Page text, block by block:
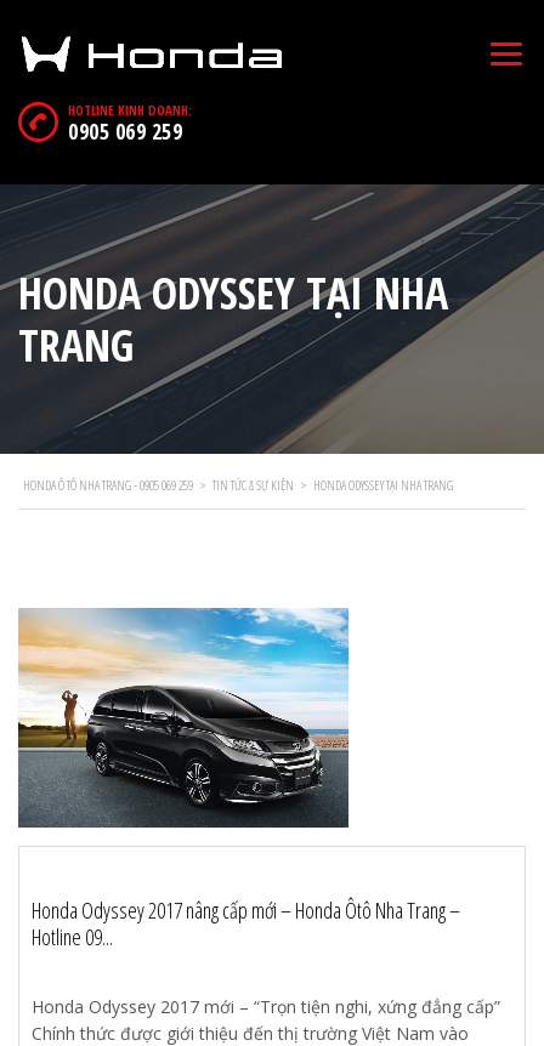
HOTLINE KINH DOANH:
0905 069 259
HONDA ODYSSEY TẠI NHA
TRANG
HONDA Ô TÔ NHA TRANG - 0905 069 259 > TIN TỨC & SỰ KIỆN > HONDA ODYSSEY TẠI NHA TRANG
Honda Odyssey 2017 nâng cấp mới – Honda Ôtô Nha Trang –
Hotline 09...
Honda Odyssey 2017 mới – “Trọn tiện nghi, xứng đẳng cấp”
Chính thức được giới thiệu đến thị trường Việt Nam vào